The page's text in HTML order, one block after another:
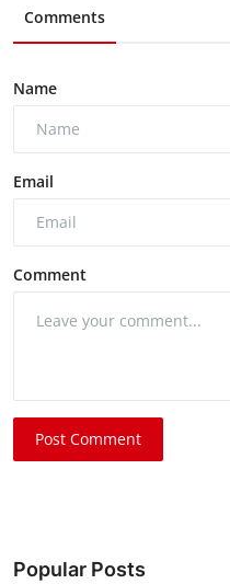
Comments
Name
Email
Comment
Post Comment
Popular Posts